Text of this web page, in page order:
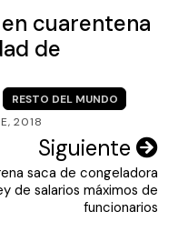
cuarentena
de
RESTO DEL MUNDO
2018
Siguiente
saca de congeladora
de salarios máximos de
funcionarios